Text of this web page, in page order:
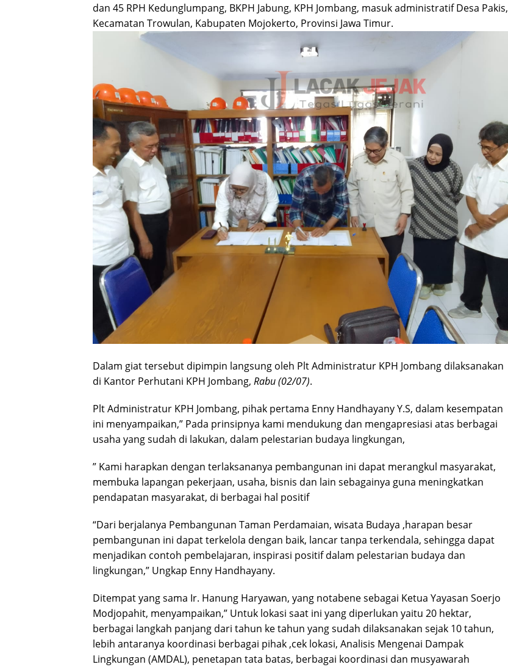
dan 45 RPH Kedunglumpang, BKPH Jabung, KPH Jombang, masuk administratif Desa Pakis,
Kecamatan Trowulan, Kabupaten Mojokerto, Provinsi Jawa Timur.
Dalam giat tersebut dipimpin langsung oleh Plt Administratur KPH Jombang dilaksanakan
di Kantor Perhutani KPH Jombang, Rabu (02/07).
Plt Administratur KPH Jombang, pihak pertama Enny Handhayany Y.S, dalam kesempatan
ini menyampaikan,” Pada prinsipnya kami mendukung dan mengapresiasi atas berbagai
usaha yang sudah di lakukan, dalam pelestarian budaya lingkungan,
” Kami harapkan dengan terlaksananya pembangunan ini dapat merangkul masyarakat,
membuka lapangan pekerjaan, usaha, bisnis dan lain sebagainya guna meningkatkan
pendapatan masyarakat, di berbagai hal positif
“Dari berjalanya Pembangunan Taman Perdamaian, wisata Budaya ,harapan besar
pembangunan ini dapat terkelola dengan baik, lancar tanpa terkendala, sehingga dapat
menjadikan contoh pembelajaran, inspirasi positif dalam pelestarian budaya dan
lingkungan,” Ungkap Enny Handhayany.
Ditempat yang sama Ir. Hanung Haryawan, yang notabene sebagai Ketua Yayasan Soerjo
Modjopahit, menyampaikan,” Untuk lokasi saat ini yang diperlukan yaitu 20 hektar,
berbagai langkah panjang dari tahun ke tahun yang sudah dilaksanakan sejak 10 tahun,
lebih antaranya koordinasi berbagai pihak ,cek lokasi, Analisis Mengenai Dampak
Lingkungan (AMDAL), penetapan tata batas, berbagai koordinasi dan musyawarah